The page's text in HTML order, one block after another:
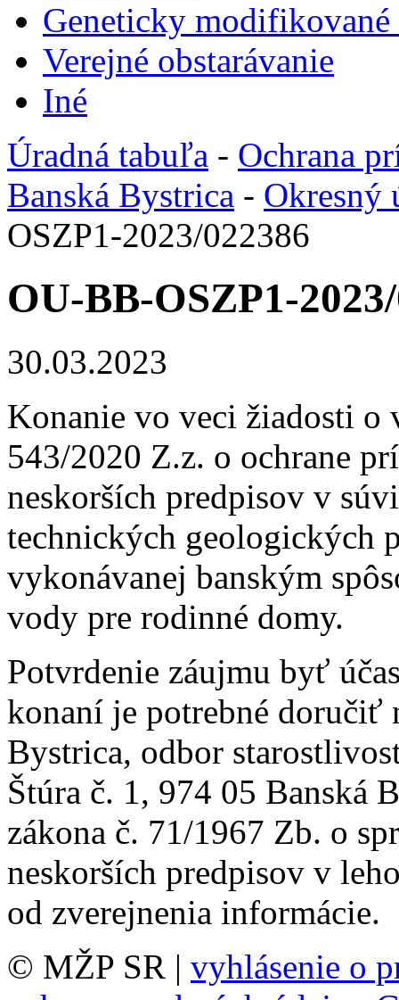
Geneticky
Verejné obstarávanie
Iné
Úradná tabuľa - Ochrana
Banská Bystrica - Okresný
OSZP1-2023/022386
OU-BB-OSZP1-
30.03.2023
Konanie vo veci žiadosti o
543/2020 Z.z. o ochrane
neskorších predpisov v
technických geologických
vykonávanej banským
vody pre rodinné domy.
Potvrdenie záujmu byť
konaní je potrebné doručiť
Bystrica, odbor
Štúra č. 1, 974 05 Banská
zákona č. 71/1967 Zb. o
neskorších predpisov v
od zverejnenia informácie.
© MŽP SR | vyhlásenie o